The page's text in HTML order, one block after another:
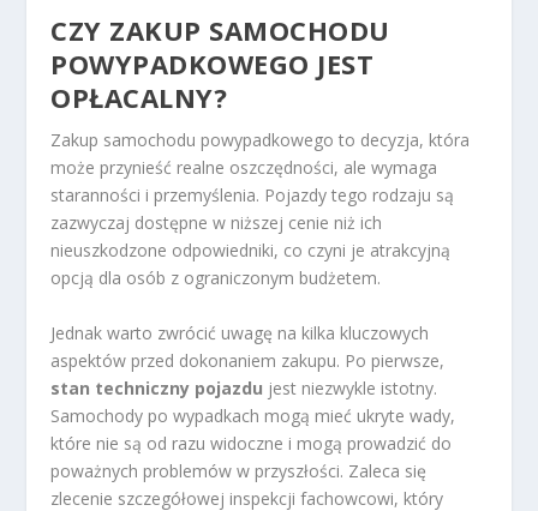
CZY ZAKUP SAMOCHODU
POWYPADKOWEGO JEST
OPŁACALNY?
Zakup samochodu powypadkowego to decyzja, która
może przynieść realne oszczędności, ale wymaga
staranności i przemyślenia. Pojazdy tego rodzaju są
zazwyczaj dostępne w niższej cenie niż ich
nieuszkodzone odpowiedniki, co czyni je atrakcyjną
opcją dla osób z ograniczonym budżetem.
Jednak warto zwrócić uwagę na kilka kluczowych
aspektów przed dokonaniem zakupu. Po pierwsze,
stan techniczny pojazdu jest niezwykle istotny.
Samochody po wypadkach mogą mieć ukryte wady,
które nie są od razu widoczne i mogą prowadzić do
poważnych problemów w przyszłości. Zaleca się
zlecenie szczegółowej inspekcji fachowcowi, który